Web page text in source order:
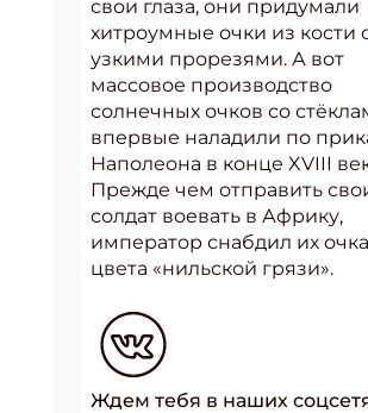
свои глаза, они придумали
хитроумные очки из кости
узкими прорезями. А вот
массовое производство
солнечных очков со
впервые наладили по
Наполеона в конце XVIII
Прежде чем отправить
солдат воевать в Африку,
император снабдил их
цвета «нильской грязи».
Ждем тебя в наших